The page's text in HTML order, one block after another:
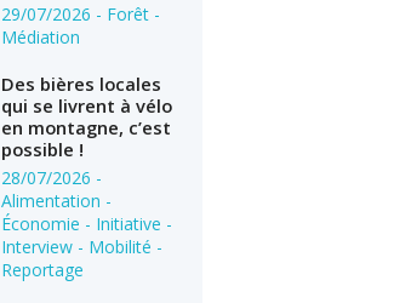
29/07/2026 - Forêt -
Médiation
Des bières locales
qui se livrent à vélo
en montagne, c’est
possible !
28/07/2026 -
Alimentation -
Économie - Initiative -
Interview - Mobilité -
Reportage